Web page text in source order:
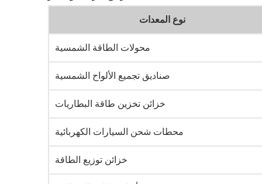
نوع المعدات
محولات الطاقة الشمسية
صناديق تجميع الألواح الشمسية
خزائن تخزين طاقة البطاريات
محطات شحن السيارات الكهربائية
خزائن توزيع الطاقة